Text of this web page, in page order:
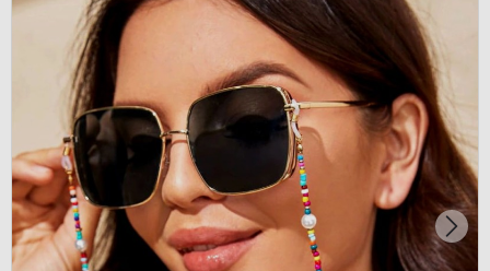
Zaloguj się
Wybierz coś dla siebie z naszej aktualnej oferty lub
zaloguj się, aby przywrócić dodane produkty do listy
z poprzedniej sesji.